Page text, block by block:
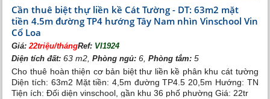
Cần thuê biệt thự liền kề Cát Tường - DT: 63m2 mặt
tiền 4.5m đường TP4 hướng Tây Nam nhìn Vinschool Vin
Cổ Loa
Giá:22triệu/thángRef: VI1924
Diện tích đất: 63 m2,Phòng ngủ: 6,Phòng tắm: 5
Cho thuê hoàn thiện cơ bản biệt thư liền kề phân khu cát tường
Diện tích: 63m2 Mặt tiền: 4,5m đường TP4.5 20,5m Hướng: TN
Tiện ích: Đối diện vinschool, gần khu 36 phố phường Giá: 22tr